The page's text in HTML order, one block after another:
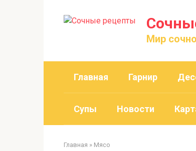
Мир
Главная Гарнир
Супы Новости
Главная » Мясо